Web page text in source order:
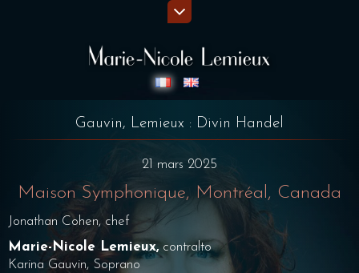
Gauvin, Lemieux : Divin Handel
21 mars 2025
Maison Symphonique, Montréal, Canada
Jonathan Cohen, chef
Marie-Nicole Lemieux,contralto
Karina Gauvin, Soprano